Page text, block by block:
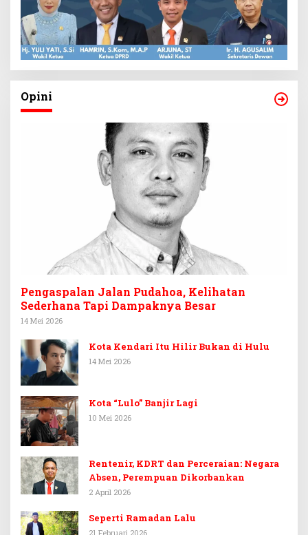
Opini
Pengaspalan Jalan Pudahoa, Kelihatan
Sederhana Tapi Dampaknya Besar
14 Mei 2026
Kota Kendari Itu Hilir Bukan di Hulu
14 Mei 2026
Kota “Lulo” Banjir Lagi
10 Mei 2026
Rentenir, KDRT dan Perceraian: Negara
Absen, Perempuan Dikorbankan
2 April 2026
Seperti Ramadan Lalu
21 Februari 2026